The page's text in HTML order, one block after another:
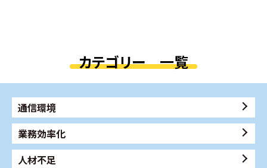
カテゴリー 一覧
通信環境
業務効率化
人材不足